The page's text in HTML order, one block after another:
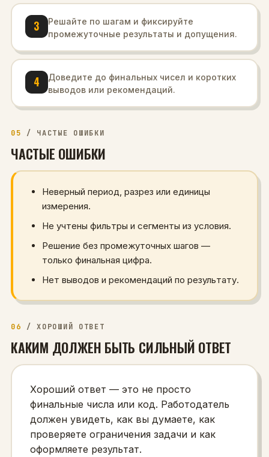
3
Решайте по шагам и фиксируйте
промежуточные результаты и допущения.
4
Доведите до финальных чисел и коротких
выводов или рекомендаций.
05 / ЧАСТЫЕ ОШИБКИ
ЧАСТЫЕ ОШИБКИ
Неверный период, разрез или единицы
измерения.
Не учтены фильтры и сегменты из условия.
Решение без промежуточных шагов —
только финальная цифра.
Нет выводов и рекомендаций по результату.
06 /ХОРОШИЙ ОТВЕТ
КАКИМ ДОЛЖЕН БЫТЬ СИЛЬНЫЙ ОТВЕТ
Хороший ответ — это не просто
финальные числа или код. Работодатель
должен увидеть, как вы думаете, как
проверяете ограничения задачи и как
оформляете результат.